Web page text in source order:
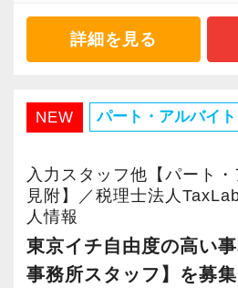
ですね。
“明るくて仲が良い”という
良くも悪くも“おせっかい”
ために、一緒に働く仲間の
る熱い人が多いです。
昇格のスピードも早く、や
る実感が得られやすい職場
等級制度でキャリアアップ
では扱うことのない専門性
します。
そのため、勢いだけではど
や問題点もでてきますが、
常に自ら学ぶ姿勢で臨んで
績を作りながら課題や問題
付ける経験を積むことが自
多くのインターン生を育成
ので、安心して仲間と一緒
ぜひ体験してください！
【明確なキャリアパスで成
キャリアステップは等級制
められる業務レベルや役割
す。目標設定がしやすく、
ステップアップが可能です
昇級は年に2回の自己申請制
ジできます。
ルの向上を目指し、税務の
を獲得していきます。
供する真の「税務プロフェ
の道を私たちと一緒に歩ん
【将来オフィスをお任せで
ています】
積み重ねてこられた知識と
らなる活躍の場を求めてい
きる職場です。
るスタッフも多く在籍して
そのため、「時短勤務制度
し」など、それぞれのライ
仕事にも真剣に取り組みな
大切にしたい方にとって、
考えています。
また、資格取得と仕事を両
ています。
税理士を目指す方にとって
躍しています
・資格取得支援や手当あり
・未経験者も経験者も、そ
【事務所について】
国立駅徒歩3分、少数精鋭の
当事務所が掲げる経営理念
黒字化」です。
詳細を見る
NEW パート・アルバイト
入力スタッフ他【パート
見附】／税理士法人
人情報
東京イチ自由度の高い
事務所スタッフ】を募集